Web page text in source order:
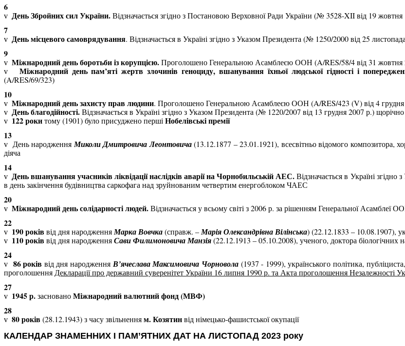
6
v День Збройних сил України.Відзначається згідно з Постановою Верховної Ради України (№ 3528-XIIвід 19
7
v День місцевого самоврядування. Відзначається в Україні згідно з Указом Президента (№ 1250/2000 від 25
9
v Міжнародний день боротьби із корупцією.Проголошено Генеральною Асамблеєю ООН (A/RES/58/4 від 31
v Міжнародний день пам’яті жертв злочинів геноциду, вшанування їхньої людської гідності і
(A/RES/69/323)
10
v Міжнародний день захисту прав людини. Проголошено Генеральною Асамблеєю ООН (A/RES/423 (V) від 4
v День благодійності.Відзначається в Україні згідно з Указом Президента (№ 1220/2007 від 13 грудня 2007 р.)
v 122 рокитому (1901) було присуджено перші Нобелівські премії
13
v День народження Миколи Дмитровича Леонтовича(13.12.1877 – 23.01.1921), всесвітньо відомого композитора,
діяча
14
v День вшанування учасників ліквідації наслідків аварії на Чорнобильській АЕС.Відзначається в Україні
в день закінчення будівництва саркофага над зруйнованим четвертим енергоблоком ЧАЕС
20
v Міжнародний день солідарності людей.Відзначається у всьому світі з 2006 р. за рішеннямГенеральної Асамблеї
22
v 190 роківвід дня народженняМарка Вовчка(справж. –Марія Олександрівна Вілінська) (22.12.1833 – 10.08.1907),
v 110 роківвід дня народженняСави Филимоновича Манзія(22.12.1913 – 05.10.2008), ученого, доктора біологічних
24
v 86 років від дня народження В’ячеслава Максимовича Чорновола (1937 - 1999), українського політика,
проголошення Декларації про державний суверенітет України 16 липня 1990 р. та Акта проголошення Незалежності
27
v 1945 р.заснованоМіжнародний валютний фонд (МВФ)
28
v 80 років(28.12.1943) з часу звільненням. Козятинвід німецько-фашистської окупації
КАЛЕНДАР ЗНАМЕННИХ І ПАМ’ЯТНИХ ДАТ НА ЛИСТОПАД 2023 року